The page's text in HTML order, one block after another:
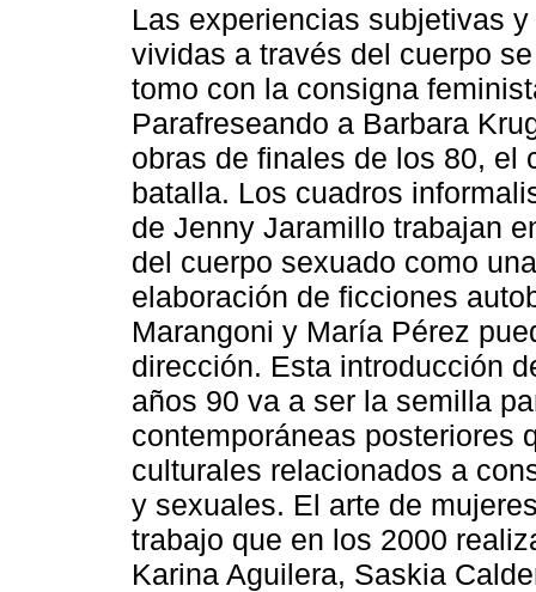
Las experiencias subjetivas
vividas a través del cuerpo
tomo con la consigna
Parafreseando a Barbara
obras de finales de los 80, el
batalla. Los cuadros
de Jenny Jaramillo trabajan
del cuerpo sexuado como
elaboración de ficciones
Marangoni y María Pérez
dirección. Esta introducción
años 90 va a ser la semilla
contemporáneas posteriores
culturales relacionados a
y sexuales. El arte de
trabajo que en los 2000
Karina Aguilera, Saskia